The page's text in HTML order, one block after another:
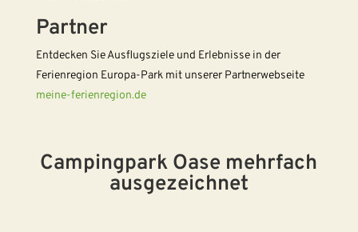
Partner
Entdecken Sie Ausflugsziele und Erlebnisse in der
Ferienregion Europa-Park mit unserer Partnerwebseite
meine-ferienregion.de
Campingpark Oase mehrfach
ausgezeichnet